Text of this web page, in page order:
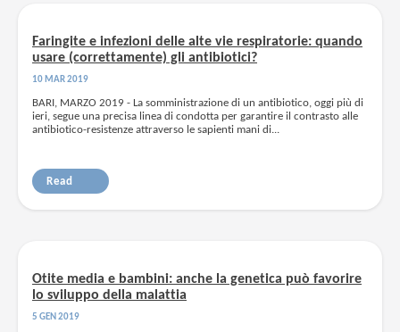
Faringite e infezioni delle alte vie respiratorie: quando
usare (correttamente) gli antibiotici?
10 MAR 2019
BARI, MARZO 2019 - La somministrazione di un antibiotico, oggi più di
ieri, segue una precisa linea di condotta per garantire il contrasto alle
antibiotico-resistenze attraverso le sapienti mani di...
Read
Otite media e bambini: anche la genetica può favorire
lo sviluppo della malattia
5 GEN 2019